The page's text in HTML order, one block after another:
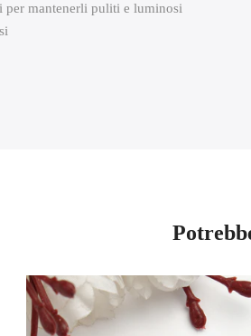
per mantenerli puliti e luminosi